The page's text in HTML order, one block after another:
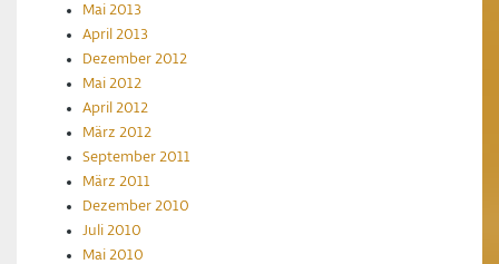
Mai 2013
April 2013
Dezember 2012
Mai 2012
April 2012
März 2012
September 2011
März 2011
Dezember 2010
Juli 2010
Mai 2010